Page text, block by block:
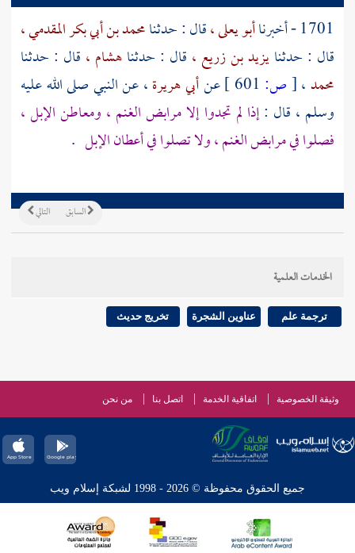
1701 - أخبرنا أبو يعلى ،قال : حدثنامحمد بن أبي بكر المقدمي ،
قال : حدثنايزيد بن زريع ، قال : حدثناهشام ، قال : حدثنا
محمد،[ص: عنأبي هريرة، عن النبي صلى الله عليه
وسلم ، قال :إذا لم تجدوا إلا مرابض الغنم ، ومعاطن الإبل ،
فصلوا في مرابض الغنم ، ولا تصلوا في أعطان الإبل .
التالي السابق
الخدمات العلمية
ترجمة علم عناوين الشجرة تخريج حديث
وثيقة الخصوصية اتفاقية الخدمة اتصل بنا من نحن
جميع الحقوق محفوظة © 2026 - 1998 لشبكة إسلام ويب